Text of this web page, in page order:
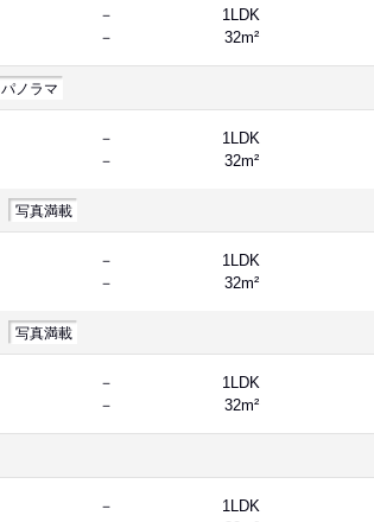
－
－
1LDK
32m²
パノラマ
－
－
1LDK
32m²
写真満載
－
－
1LDK
32m²
写真満載
－
－
1LDK
32m²
－
1LDK